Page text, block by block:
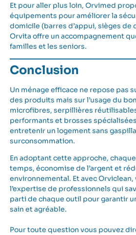
Et pour aller plus loin, Orvimed
équipements pour améliorer la
domicile (barres d’appui, sièges de
Orvita offre un accompagnement
familles et les seniors.
Conclusion
Un ménage efficace ne repose pas
des produits mais sur l’usage du
microfibres, serpillières
performants et brosses
entretenir un logement sans
surconsommation.
En adoptant cette approche,
temps, économise de l’argent et
environnemental. Et avec
l’expertise de professionnels qui
parti de chaque outil pour garantir
sain et agréable.
Pour toute question vous pouvez